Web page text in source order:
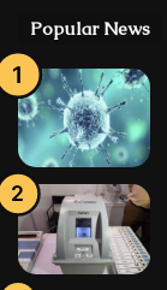
Popular News